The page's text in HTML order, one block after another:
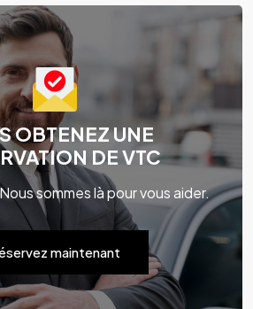
OBTENEZ UNE
DE VTC
sommes là pour vous aider.
maintenant